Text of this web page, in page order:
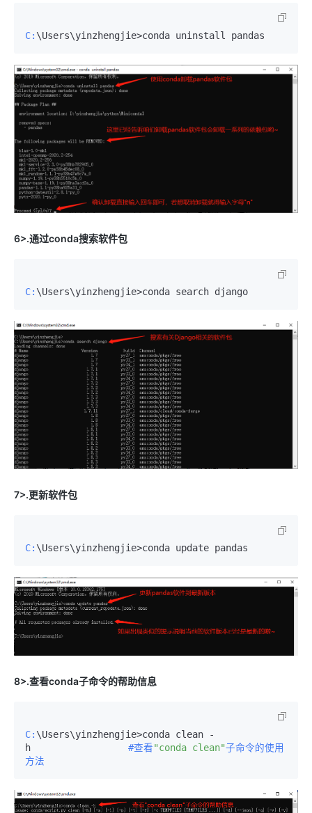
C:
6>.通过conda搜索软件包
C:
7>.更新软件包
C:
8>.查看conda子命令的帮助信息
C: \Users\yinzhengjie>conda clean -
h #查看"conda clean"子命令的使用
方法